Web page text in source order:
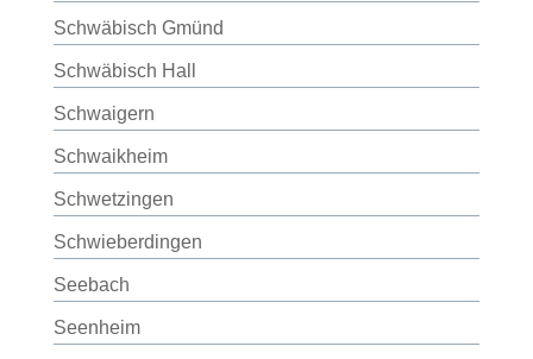
Schwäbisch Gmünd
Schwäbisch Hall
Schwaigern
Schwaikheim
Schwetzingen
Schwieberdingen
Seebach
Seenheim